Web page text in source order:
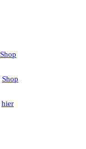
Shop
Shop
hier